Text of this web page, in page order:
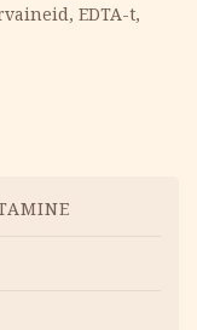
EDTA-t,